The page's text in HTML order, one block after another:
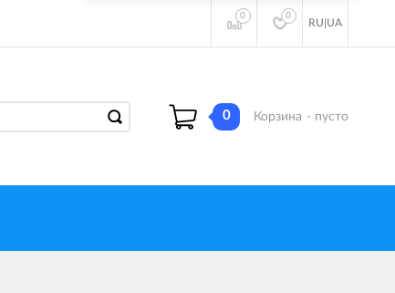
0 0
RU UA
0 Корзина - пусто